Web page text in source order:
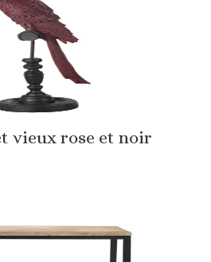
vieux rose et noir